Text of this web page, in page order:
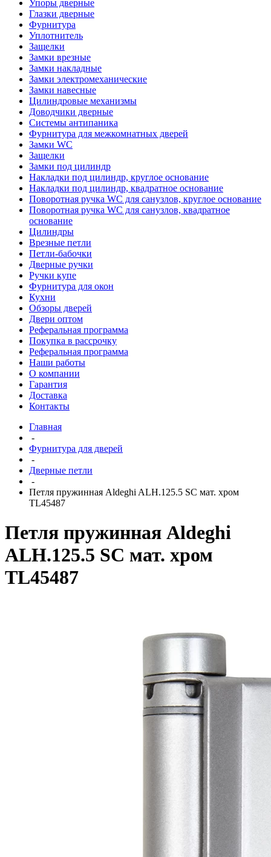
Упоры дверные
Глазки дверные
Фурнитура
Уплотнитель
Защелки
Замки врезные
Замки накладные
Замки электромеханические
Замки навесные
Цилиндровые механизмы
Доводчики дверные
Системы антипаника
Фурнитура для межкомнатных дверей
Замки WC
Защелки
Замки под цилиндр
Накладки под цилиндр, круглое основание
Накладки под цилиндр, квадратное основание
Поворотная ручка WC для санузлов, круглое основание
Поворотная ручка WC для санузлов, квадратное
основание
Цилиндры
Врезные петли
Петли-бабочки
Дверные ручки
Ручки купе
Фурнитура для окон
Кухни
Обзоры дверей
Двери оптом
Реферальная программа
Покупка в рассрочку
Реферальная программа
Наши работы
О компании
Гарантия
Доставка
Контакты
Главная
-
Фурнитура для дверей
-
Дверные петли
-
Петля пружинная Aldeghi ALH.125.5 SC мат. хром
TL45487
Петля пружинная Aldeghi
ALH.125.5 SC мат. хром
TL45487